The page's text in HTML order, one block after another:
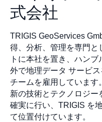
式会社
TRIGIS GeoServices
得、分析、管理を専門と
トに本社を置き、ハン
外で地理データ サービ
チームを雇用しています
新の技術とテクノロジー
確実に行い、TRIGIS を
て位置付けています。